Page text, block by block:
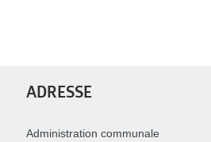
ADRESSE
Administration communale